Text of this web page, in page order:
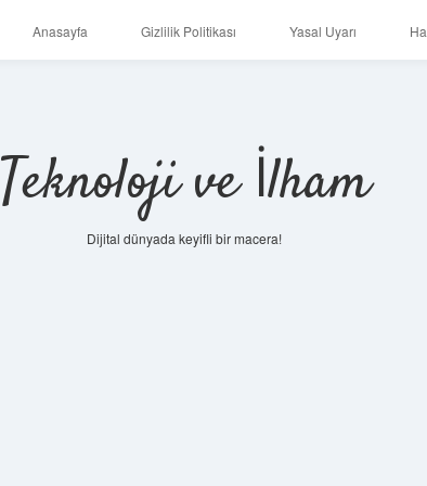
Anasayfa Gizlilik Politikası Yasal Uyarı
Teknoloji ve İlham
Dijital dünyada keyifli bir macera!